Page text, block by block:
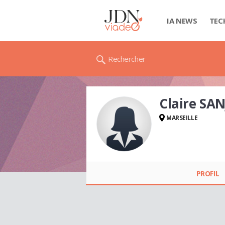
IA NEWS
Rechercher
Claire
MARSEILLE
PROFIL